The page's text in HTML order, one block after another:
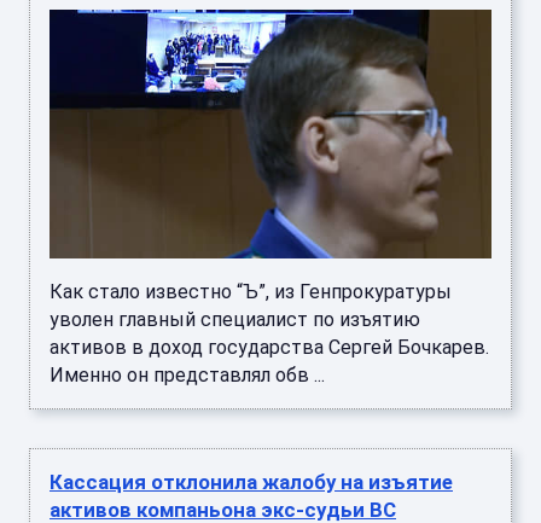
Как стало известно “Ъ”, из Генпрокуратуры
уволен главный специалист по изъятию
активов в доход государства Сергей Бочкарев.
Именно он представлял обв ...
Кассация отклонила жалобу на изъятие
активов компаньона экс-судьи ВС